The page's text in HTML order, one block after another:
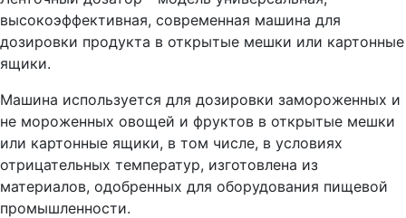
высокоэффективная, современная машина для
дозировки продукта в открытые мешки или картонные
ящики.
Машина используется для дозировки замороженных и
не мороженных овощей и фруктов в открытые мешки
или картонные ящики, в том числе, в условиях
отрицательных температур, изготовлена из
материалов, одобренных для оборудования пищевой
промышленности.